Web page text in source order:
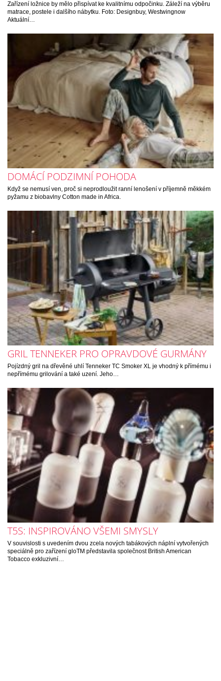
Zařízení ložnice by mělo přispívat ke kvalitnímu odpočinku. Záleží na výběru
matrace, postele i dalšího nábytku. Foto: Designbuy, Westwingnow
Aktuální…
DOMÁCÍ PODZIMNÍ POHODA
Když se nemusí ven, proč si neprodloužit ranní lenošení v příjemně měkkém
pyžamu z biobavlny Cotton made in Africa.
GRIL TENNEKER PRO OPRAVDOVÉ GURMÁNY
Pojízdný gril na dřevěné uhlí Tenneker TC Smoker XL je vhodný k přímému i
nepřímému grilování a také uzení. Jeho…
T5S: INSPIROVÁNO VŠEMI SMYSLY
V souvislosti s uvedením dvou zcela nových tabákových náplní vytvořených
speciálně pro zařízení gloTM představila společnost British American
Tobacco exkluzivní…